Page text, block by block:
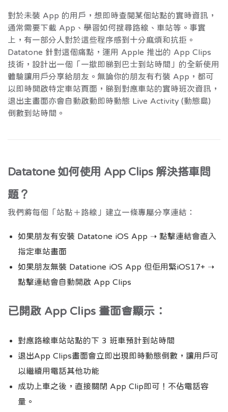
對於未裝 App 的用戶，想即時查閱某個站點的實時資訊，
通常需要下載 App、學習如何搜尋路線、車站等。事實
上，有一部分人對於這些程序感到十分麻煩和抗拒。
Datatone 針對這個痛點，運用 Apple 推出的 App Clips
技術，設計出一個「一撳即睇到巴士到站時間」的全新使用
體驗讓用戶分享給朋友。無論你的朋友有冇裝 App，都可
以即時開啟特定車站頁面，睇到對應車站的實時班次資訊，
退出主畫面亦會自動啟動即時動態 Live Activity (動態島)
倒數到站時間。
Datatone 如何使用 App Clips 解決搭車問
題？
我們將每個「站點＋路線」建立一條專屬分享連結：
如果朋友有安裝 Datatone iOS App ➝ 點擊連結會直入
指定車站畫面
如果朋友無裝 Datatione iOS App 但佢用緊iOS17+ ➝
點擊連結會自動開啟 App Clips
已開啟 App Clips 畫面會顯示：
對應路線車站站點的下 3 班車預計到站時間
退出App Clips畫面會立即出現即時動態倒數，讓用戶可
以繼續用電話其他功能
成功上車之後，直接關閉 App Clip即可！不佔電話容
量。